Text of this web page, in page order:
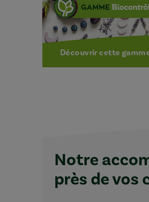
Découvrir cette
Notre
près de vos